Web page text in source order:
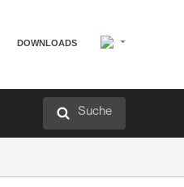
DOWNLOADS
Suche